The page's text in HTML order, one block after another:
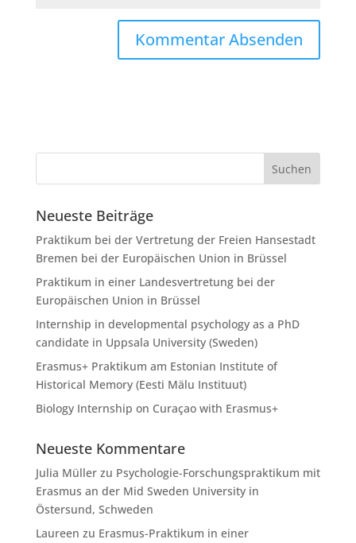
Neueste Beiträge
Praktikum bei der Vertretung der Freien Hansestadt
Bremen bei der Europäischen Union in Brüssel
Praktikum in einer Landesvertretung bei der
Europäischen Union in Brüssel
Internship in developmental psychology as a PhD
candidate in Uppsala University (Sweden)
Erasmus+ Praktikum am Estonian Institute of
Historical Memory (Eesti Mälu Instituut)
Biology Internship on Curaçao with Erasmus+
Neueste Kommentare
Julia Müllerzu Psychologie-Forschungspraktikum mit
Erasmus an der Mid Sweden University in
Östersund, Schweden
Laureen zu Erasmus-Praktikum in einer